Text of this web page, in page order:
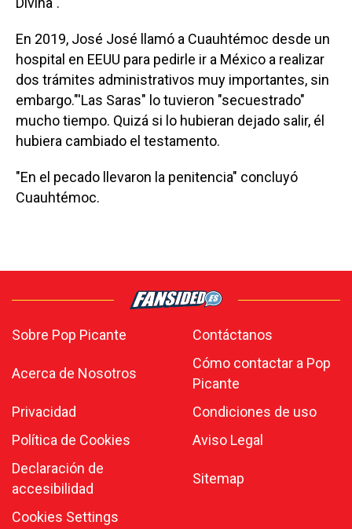
En 2019, José José llamó a Cuauhtémoc desde un
hospital en EEUU para pedirle ir a México a realizar
dos trámites administrativos muy importantes, sin
embargo."'Las Saras" lo tuvieron "secuestrado"
mucho tiempo. Quizá si lo hubieran dejado salir, él
hubiera cambiado el testamento.
"En el pecado llevaron la penitencia" concluyó
Cuauhtémoc.
Sobre Pop Picante Contáctanos
Acerca de Nosotros
Cómo contactar a Pop
Picante
Privacidad
Condiciones de uso
Política de Cookies
Aviso Legal
Declaración de
accesibilidad
Sitemap
Cookies Settings